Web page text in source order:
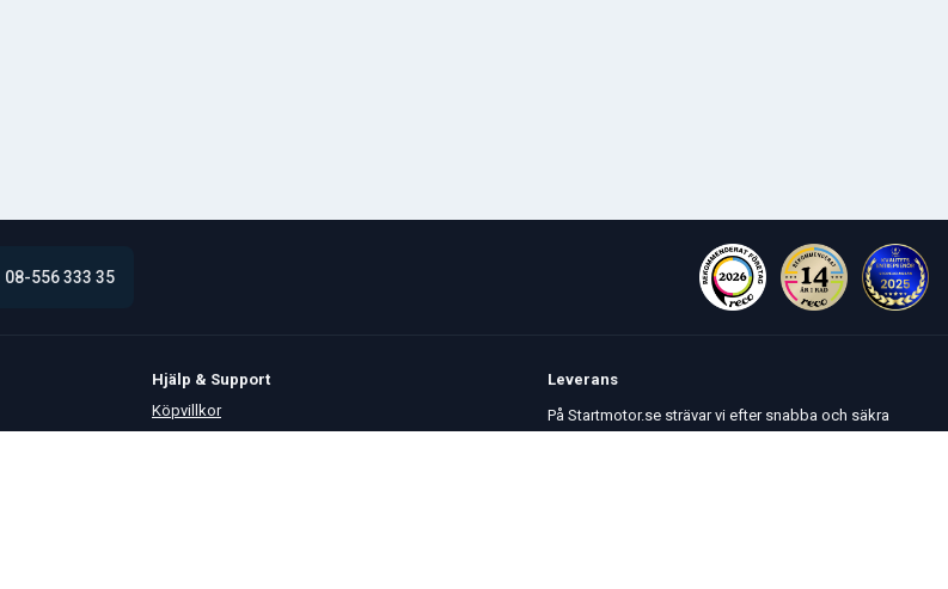
08-556 333 35
Hjälp & Support
Köpvillkor
Leverans
På Startmotor.se strävar vi efter snabba och säkra